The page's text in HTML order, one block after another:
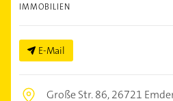
IMMOBILIEN
E-Mail
Große Str. 86,26721